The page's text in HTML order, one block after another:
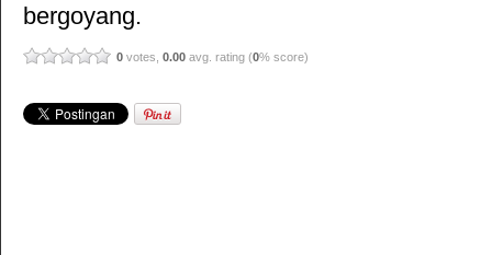
bergoyang.
0 votes, 0.00 avg. rating (0% score)